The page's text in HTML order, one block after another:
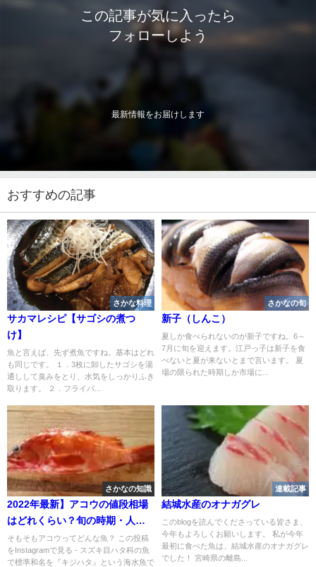
この記事が気に入ったら
フォローしよう
最新情報をお届けします
おすすめの記事
さかな料理
サカマレシピ【サゴシの煮つ
け】
魚と言えば、先ず煮魚ですね。基本はどれ
も同じです。 １．3枚に卸したサゴシを湯
通しして臭みをとり、水気をしっかりふき
取ります。 ２．フライパ...
さかなの旬
新子（しんこ）
夏しか食べられないのが新子ですね。6～
7月に旬を迎えます。江戸っ子は新子を食
べないと夏が来ないとまで言います。 夏
場の限られた時期しか市場に...
さかなの知識
2022年最新】アコウの値段相場
はどれくらい？旬の時期・人気
の調理方法もご紹介
そもそもアコウってどんな魚？ この投稿
をInstagramで見る - スズキ目ハタ科の魚
で標準和名を『キジハタ』という海水魚で
連載記事
結城水産のオナガグレ
このblogを読んでくださっている皆さま、
今年もよろしくお願いします。 私が今年
最初に食べた魚は、結城水産のオナガグレ
でした！ 宮崎県の離島...